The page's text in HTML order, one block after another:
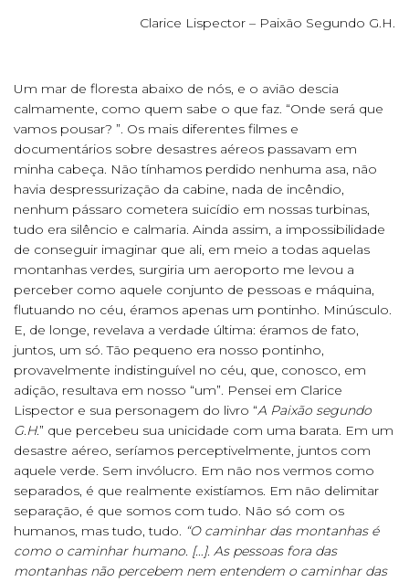
Clarice Lispector – Paixão Segundo G.H.
Um mar de floresta abaixo de nós, e o avião descia
calmamente, como quem sabe o que faz. “Onde será que
vamos pousar? ”. Os mais diferentes filmes e
documentários sobre desastres aéreos passavam em
minha cabeça. Não tínhamos perdido nenhuma asa, não
havia despressurização da cabine, nada de incêndio,
nenhum pássaro cometera suicídio em nossas turbinas,
tudo era silêncio e calmaria. Ainda assim, a impossibilidade
de conseguir imaginar que ali, em meio a todas aquelas
montanhas verdes, surgiria um aeroporto me levou a
perceber como aquele conjunto de pessoas e máquina,
flutuando no céu, éramos apenas um pontinho. Minúsculo.
E, de longe, revelava a verdade última: éramos de fato,
juntos, um só. Tão pequeno era nosso pontinho,
provavelmente indistinguível no céu, que, conosco, em
adição, resultava em nosso “um”. Pensei em Clarice
Lispector e sua personagem do livro “A Paixão segundo
G.H.” que percebeu sua unicidade com uma barata. Em um
desastre aéreo, seríamos perceptivelmente, juntos com
aquele verde. Sem invólucro. Em não nos vermos como
separados, é que realmente existíamos. Em não delimitar
separação, é que somos com tudo. Não só com os
humanos, mas tudo, tudo. “O caminhar das montanhas é
como o caminhar humano. […]. As pessoas fora das
montanhas não percebem nem entendem o caminhar das